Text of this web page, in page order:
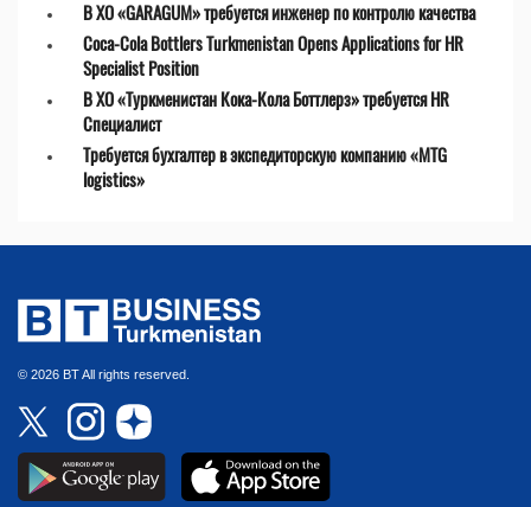
В ХО «GARAGUM» требуется инженер по контролю качества
Coca-Cola Bottlers Turkmenistan Opens Applications for HR
Specialist Position
В ХО «Туркменистан Кока-Кола Боттлерз» требуется HR
Специалист
Требуется бухгалтер в экспедиторскую компанию «MTG
logistics»
© 2026 BT All rights reserved.